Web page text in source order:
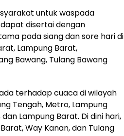
untuk waspada
disertai dengan
pada siang dan sore hari di
Lampung Barat,
Bawang, Tulang Bawang
terhadap cuaca di wilayah
Tengah, Metro, Lampung
Lampung Barat. Di dini hari,
Way Kanan, dan Tulang